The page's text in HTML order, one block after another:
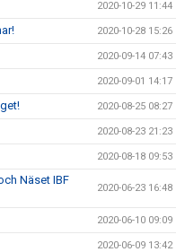
2020-10-29 11:44
2020-10-28 15:26
2020-09-14 07:43
2020-09-01 14:17
2020-08-25 08:27
2020-08-23 21:23
2020-08-18 09:53
Näset IBF
2020-06-23 16:48
2020-06-10 09:09
2020-06-09 13:42